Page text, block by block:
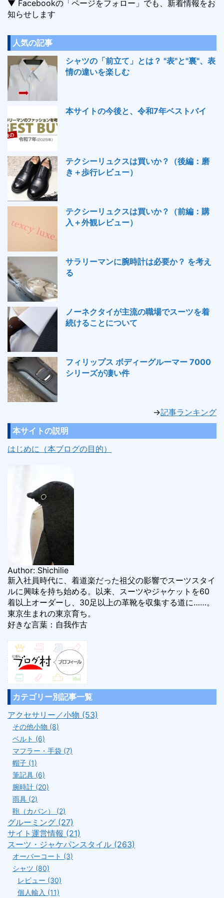
▼ Facebookの「ページをフォロー」でも、新着情報をお
知らせします
人気の記事
シャツの「前立て」とは？ "表"と"裏"、表
情の違いを楽しむ
本サイトの今後と、令和7年ベストバイ
テクシーリュクスは買いか？（後編：磨
き＋歩行レビュー）
テクシーリュクスは買いか？（前編：購
入＋外観レビュー）
サラリーマンに腕時計は必要か？ を考え
る
ノーネクタイが主流の職場でスーツを着
続けることについて
フィリップス ボディーグルーマー 7000
シリーズが凄い件
→記事ランキング
本サイトの説明
はじめに（本ブログの目的）
Author: Shichilie
新入社員時代に、着道楽だった祖父の影響でスーツスタイ
ルに興味を持ち始める。以来、スーツやジャケットを60
着以上オーダーし、30足以上の革靴を収集する道に……。
東京生まれの東京育ち。
好きな言葉：自我作古
カテゴリー別記事一覧
アクセサリー／小物 (53)
その他小物 (8)
ベルト (6)
マフラー・手袋 (7)
帽子 (1)
筆記具 (6)
腕時計 (20)
雨具 (2)
鞄（カバン） (2)
グルーミング (27)
サイト運営情報 (21)
スーツ・ジャケパンスタイル (263)
オーバーコート (3)
シャツ (80)
レビュー (30)
個人輸入 (11)